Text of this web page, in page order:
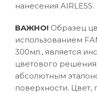
нанесения AIRLESS.
ВАЖНО! Образец
использованием
300мл., является
цветового
абсолютным
поверхности. Цвет,